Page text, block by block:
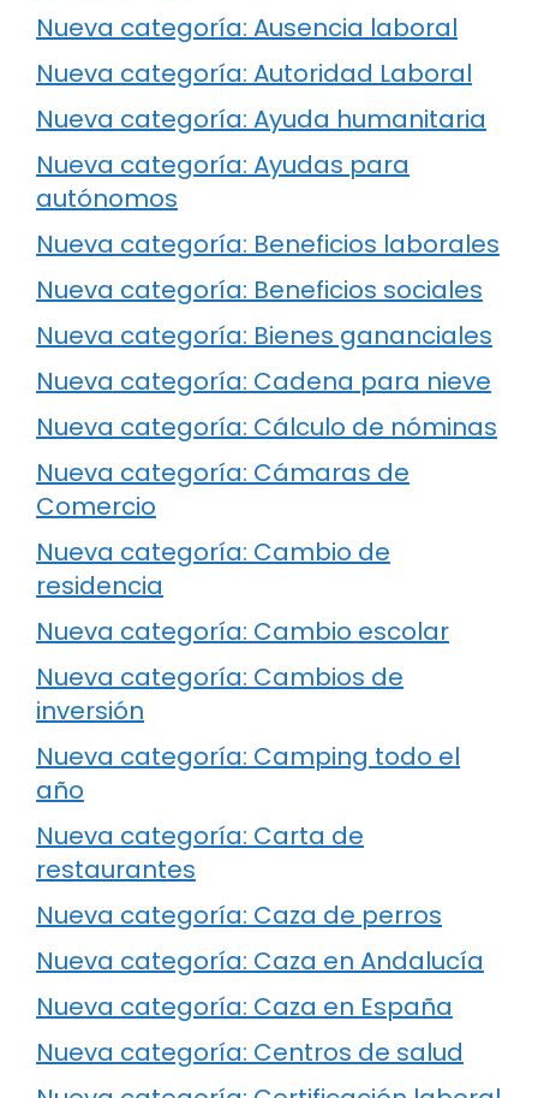
Nueva categoría: Ausencia laboral
Nueva categoría: Autoridad Laboral
Nueva categoría: Ayuda humanitaria
Nueva categoría: Ayudas para
autónomos
Nueva categoría: Beneficios laborales
Nueva categoría: Beneficios sociales
Nueva categoría: Bienes gananciales
Nueva categoría: Cadena para nieve
Nueva categoría: Cálculo de nóminas
Nueva categoría: Cámaras de
Comercio
Nueva categoría: Cambio de
residencia
Nueva categoría: Cambio escolar
Nueva categoría: Cambios de
inversión
Nueva categoría: Camping todo el
año
Nueva categoría: Carta de
restaurantes
Nueva categoría: Caza de perros
Nueva categoría: Caza en Andalucía
Nueva categoría: Caza en España
Nueva categoría: Centros de salud